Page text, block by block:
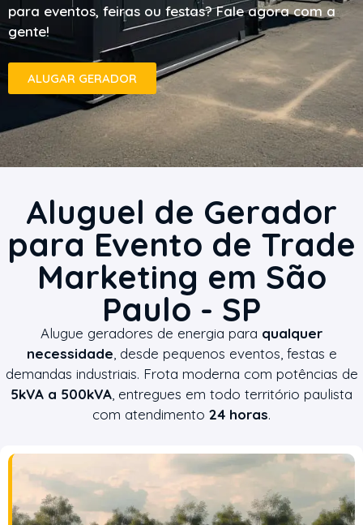
para eventos, feiras ou festas? Fale agora com a
gente!
ALUGAR GERADOR
Aluguel de Gerador
para Evento de Trade
Marketing em São
Paulo - SP
Alugue geradores de energia para qualquer
necessidade , desde pequenos eventos, festas e
demandas industriais. Frota moderna com potências de
5kVA a 500kVA , entregues em todo território paulista
com atendimento 24 horas.